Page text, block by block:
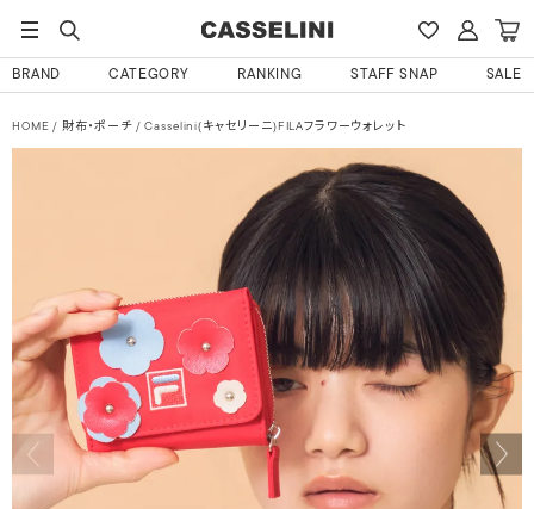
BRAND CATEGORY RANKING STAFF SNAP SALE
HOME 財布・ポーチ Casselini(キャセリーニ)FILAフラワーウォレット